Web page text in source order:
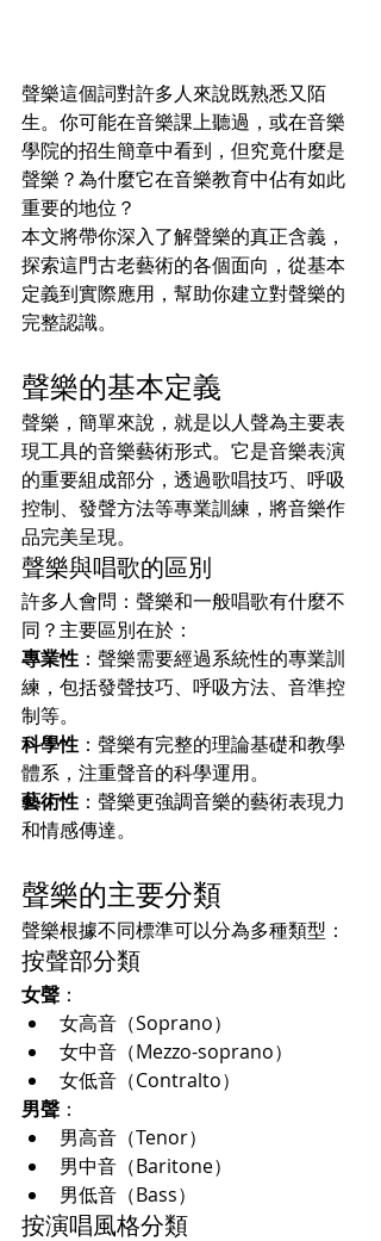
聲樂這個詞對許多人來說既熟悉又陌
生。你可能在音樂課上聽過，或在音樂
學院的招生簡章中看到，但究竟什麼是
聲樂？為什麼它在音樂教育中佔有如此
重要的地位？
本文將帶你深入了解聲樂的真正含義，
探索這門古老藝術的各個面向，從基本
定義到實際應用，幫助你建立對聲樂的
完整認識。
聲樂的基本定義
聲樂，簡單來說，就是以人聲為主要表
現工具的音樂藝術形式。它是音樂表演
的重要組成部分，透過歌唱技巧、呼吸
控制、發聲方法等專業訓練，將音樂作
品完美呈現。
聲樂與唱歌的區別
許多人會問：聲樂和一般唱歌有什麼不
同？主要區別在於：
專業性 ：聲樂需要經過系統性的專業訓
練，包括發聲技巧、呼吸方法、音準控
制等。
科學性 ：聲樂有完整的理論基礎和教學
體系，注重聲音的科學運用。
藝術性 ：聲樂更強調音樂的藝術表現力
和情感傳達。
聲樂的主要分類
聲樂根據不同標準可以分為多種類型：
按聲部分類
女聲 ：
女高音（Soprano）
女中音（Mezzo-soprano）
女低音（Contralto）
男聲 ：
男高音（Tenor）
男中音（Baritone）
男低音（Bass）
按演唱風格分類